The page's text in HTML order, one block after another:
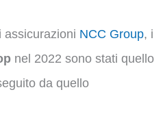
assicurazioni NCC Group, i
nel 2022 sono stati quello
da quello